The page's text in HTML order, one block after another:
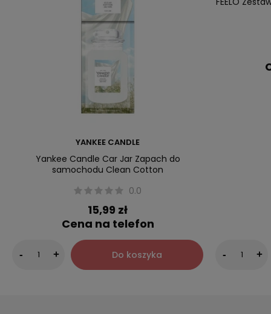
YANKEE CANDLE
Yankee Candle Car Jar Zapach do
samochodu Clean Cotton
0.0
15,99 zł
Cena na telefon
- + Do koszyka - +